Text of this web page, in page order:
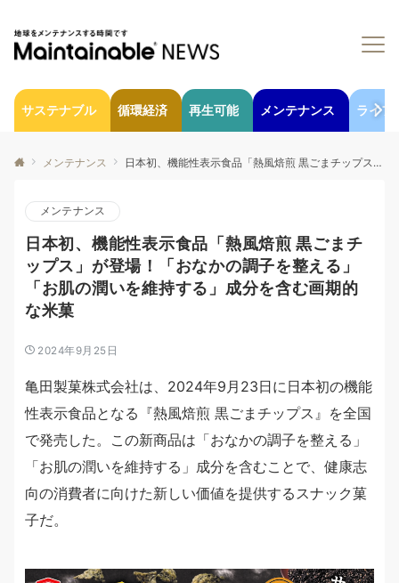
サステナブル 循環経済 再生可能 メンテナンス ライフ
メンテナンス 日本初、機能性表示食品「熱風焙煎 黒ごまチップス」が登場！「おなかの調子を整える」「お肌の潤いを維持する」成分を含む画期的な米菓
メンテナンス
日本初、機能性表示食品「熱風焙煎 黒ごまチ
ップス」が登場！「おなかの調子を整える」
「お肌の潤いを維持する」成分を含む画期的
な米菓
2024年9月25日
亀田製菓株式会社は、2024年9月23日に日本初の機能
性表示食品となる『熱風焙煎 黒ごまチップス』を全国
で発売した。この新商品は「おなかの調子を整える」
「お肌の潤いを維持する」成分を含むことで、健康志
向の消費者に向けた新しい価値を提供するスナック菓
子だ。